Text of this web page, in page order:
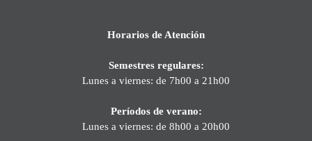
Horarios de Atención
Semestres regulares:
Lunes a viernes: de 7h00 a 21h00
Períodos de verano:
Lunes a viernes: de 8h00 a 20h00